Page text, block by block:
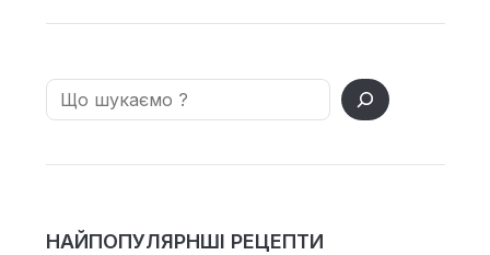
Search
НАЙПОПУЛЯРНШІ РЕЦЕПТИ